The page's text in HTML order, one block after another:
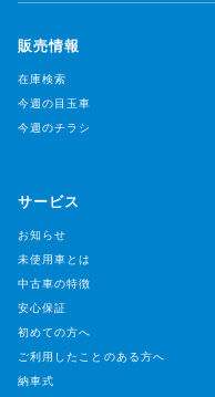
販売情報
在庫検索
今週の目玉車
今週のチラシ
サービス
お知らせ
未使用車とは
中古車の特徴
安心保証
初めての方へ
ご利用したことのある方へ
納車式